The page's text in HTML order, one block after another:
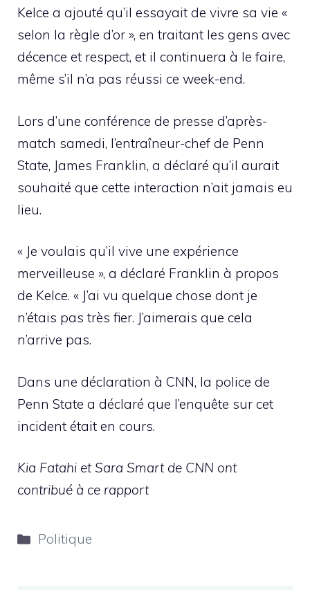
Kelce a ajouté qu’il essayait de vivre sa vie «
selon la règle d’or », en traitant les gens avec
décence et respect, et il continuera à le faire,
même s’il n’a pas réussi ce week-end.
Lors d’une conférence de presse d’après-
match samedi, l’entraîneur-chef de Penn
State, James Franklin, a déclaré qu’il aurait
souhaité que cette interaction n’ait jamais eu
lieu.
« Je voulais qu’il vive une expérience
merveilleuse », a déclaré Franklin à propos
de Kelce. « J’ai vu quelque chose dont je
n’étais pas très fier. J’aimerais que cela
n’arrive pas.
Dans une déclaration à CNN, la police de
Penn State a déclaré que l’enquête sur cet
incident était en cours.
Kia Fatahi et Sara Smart de CNN ont
contribué à ce rapport
Catégories
Politique